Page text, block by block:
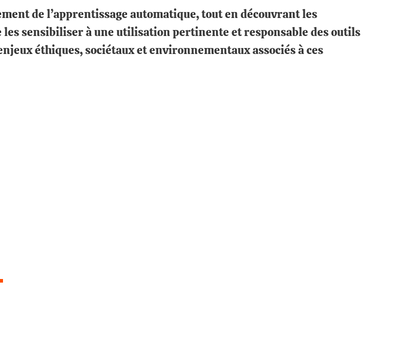
de l’apprentissage automatique, tout en découvrant les
les sensibiliser à une utilisation pertinente et responsable des outils
éthiques, sociétaux et environnementaux associés à ces